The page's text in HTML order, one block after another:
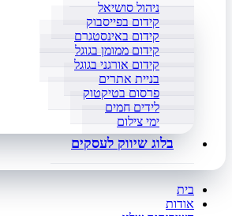
ניהול סושיאל
קידום בפייסבוק
קידום באינסטגרם
קידום ממומן בגוגל
קידום אורגני בגוגל
בניית אתרים
פרסום בטיקטוק
לידים חמים
ימי צילום
בלוג שיווק לעסקים
בית
אודות